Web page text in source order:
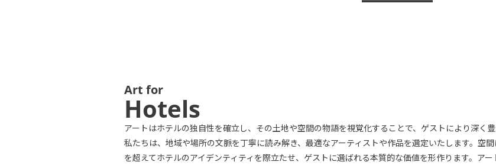
Art for
Hotels
アートはホテルの独自性を確立し、その土地や空間の物語を視覚化することで、ゲストにより深く豊
私たちは、地域や場所の文脈を丁寧に読み解き、最適なアーティストや作品を選定いたします。空
を超えてホテルのアイデンティティを際立たせ、ゲストに選ばれる本質的な価値を形作ります。ア